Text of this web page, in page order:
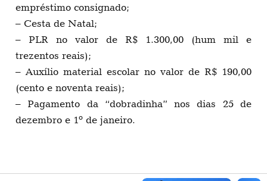
empréstimo consignado;
– Cesta de Natal;
– PLR no valor de R$ 1.300,00 (hum mil e
trezentos reais);
– Auxílio material escolar no valor de R$ 190,00
(cento e noventa reais);
– Pagamento da “dobradinha” nos dias 25 de
dezembro e 1º de janeiro.